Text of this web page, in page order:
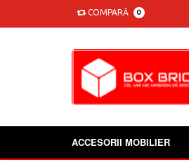
COMPARĂ 0
ACCESORII MOBILIER